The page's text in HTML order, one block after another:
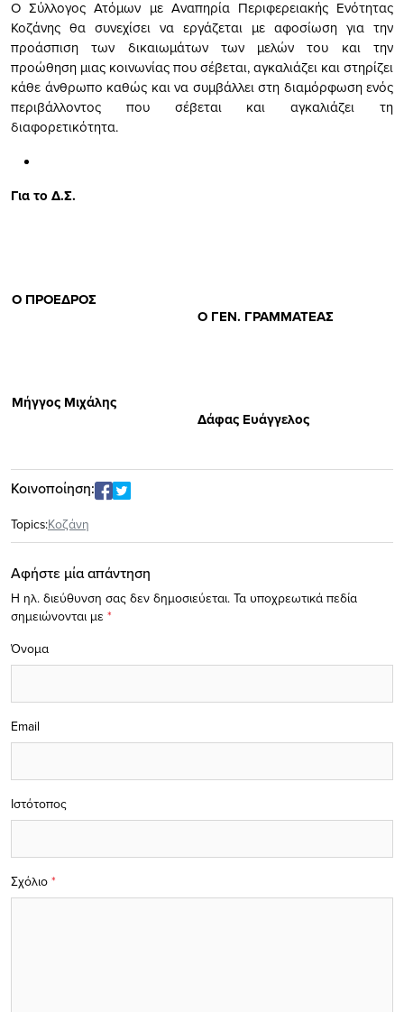
Ο Σύλλογος Ατόμων με Αναπηρία Περιφερειακής Ενότητας
Κοζάνης θα συνεχίσει να εργάζεται με αφοσίωση για την
προάσπιση των δικαιωμάτων των μελών του και την
προώθηση μιας κοινωνίας που σέβεται, αγκαλιάζει και στηρίζει
κάθε άνθρωπο καθώς και να συμβάλλει στη διαμόρφωση ενός
περιβάλλοντος που σέβεται και αγκαλιάζει τη
διαφορετικότητα.
Για το Δ.Σ.
Ο ΠΡΟΕΔΡΟΣ
Μήγγος Μιχάλης
Ο ΓΕΝ. ΓΡΑΜΜΑΤΕΑΣ
Δάφας Ευάγγελος
Κοινοποίηση:
Topics:Κοζάνη
Αφήστε μία απάντηση
Η ηλ. διεύθυνση σας δεν δημοσιεύεται. Τα υποχρεωτικά πεδία
σημειώνονται με *
Σχόλιο *
Όνομα
Email
Ιστότοπος